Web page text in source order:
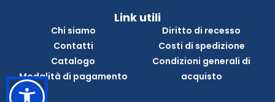
Link utili
Chi siamo
Contatti
Catalogo
Modalità di pagamento
Diritto di recesso
Costi di spedizione
Condizioni generali di
acquisto